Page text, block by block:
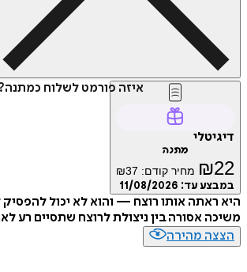
איזה פורמט לשלוח כמתנה?
₪ מחיר קודם: ₪37
עד:11/08/2026
אותו רוצח — והוא לא יכול להפסיק
אסורה בין ניצולת לרוצח שתסיים רע לאחד
מהירה